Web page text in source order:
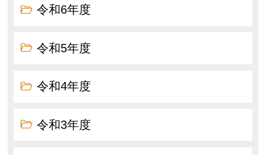
令和6年度
令和5年度
令和4年度
令和3年度